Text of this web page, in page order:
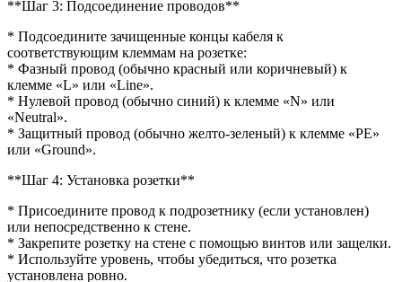
**Шаг 3: Подсоединение проводов**
* Подсоедините зачищенные концы кабеля к
соответствующим клеммам на розетке:
* Фазный провод (обычно красный или коричневый) к
клемме «L» или «Line».
* Нулевой провод (обычно синий) к клемме «N» или
«Neutral».
* Защитный провод (обычно желто-зеленый) к клемме «PE»
или «Ground».
**Шаг 4: Установка розетки**
* Присоедините провод к подрозетнику (если установлен)
или непосредственно к стене.
* Закрепите розетку на стене с помощью винтов или защелки.
* Используйте уровень, чтобы убедиться, что розетка
установлена ровно.